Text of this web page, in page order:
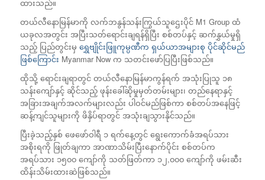
ထားသည်။ ​
တယ်လီနောမြန်မာကို လက်ဘနွန်သန်းကြွယ်သူဌေးပိုင် M1 Group ထံ
ယခုလအတွင်း အပြီးသတ်ရောင်းချရန်ရှိပြီး စစ်တပ်နှင့် ဆက်နွှယ်မှုရှိ
သည့် ပြည်တွင်းမှ ရွှေဗျိုင်းဖြူကုမ္ပဏီက ရှယ်ယာအများစု ပိုင်ဆိုင်မည်
ဖြစ်ကြောင်း Myanmar Now က သတင်းဖော်ပြပြီးဖြစ်သည်။
ထိုသို့ ရောင်းချရာတွင် တယ်လီနောမြန်မာကွန်ရက် အသုံးပြုသူ ၁၈
သန်းကျော်နှင့် ဆိုင်သည့် ဖုန်းခေါ်ဆိုမှုမှတ်တမ်းများ၊ တည်နေရာနှင့်
အခြားအချက်အလက်များလည်း ပါဝင်မည်ဖြစ်ကာ စစ်တပ်အနေဖြင့်
ဆန့်ကျင်သူများကို ဖိနှိပ်ရာတွင် အသုံးချသွားနိုင်သည်။
ပြီးခဲ့သည့်နှစ် ဖေဖော်ဝါရီ ၁ ရက်နေ့တွင် ရွေးကောက်ခံအရပ်သား
အစိုးရကို ဖြုတ်ချကာ အာဏာသိမ်းပြီးနောက်ပိုင်း စစ်တပ်က
အရပ်သား ၁၅၀၀ ကျော်ကို သတ်ဖြတ်ကာ ၁၂,၀၀၀ ကျော်ကို ဖမ်းဆီး
ထိန်းသိမ်းထားဆဲဖြစ်သည်။